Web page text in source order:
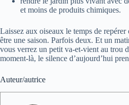
et moins de produits chimiques.
Laissez aux oiseaux le temps de
être une saison. Parfois deux. Et un
vous verrez un petit va-et-vient au trou
moment-là, le silence d’aujourd’hui
Auteur/autrice